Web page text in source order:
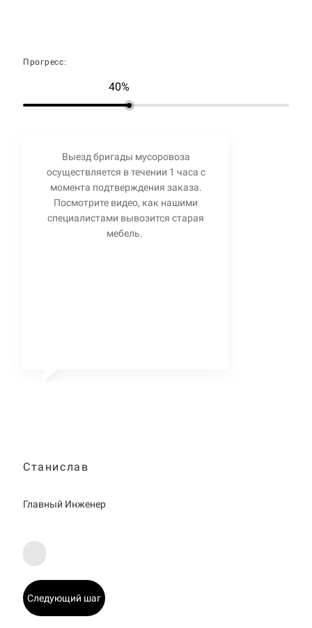
Прогресс:
40%
Выезд бригады мусоровоза
осуществляется в течении 1 часа с
момента подтверждения заказа.
Посмотрите видео, как нашими
специалистами вывозится старая
мебель.
Станислав
Главный Инженер
Следующий шаг